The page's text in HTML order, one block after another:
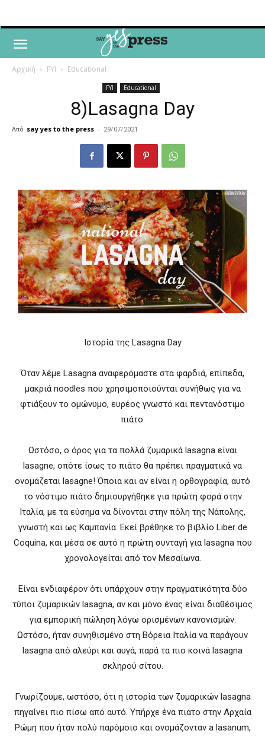
Αρχική FYI Educational
FYI Educational
8)Lasagna Day
Από say yes to the press - 29/07/2021
Ιστορία της Lasagna Day
Όταν λέμε Lasagna αναφερόμαστε στα φαρδιά, επίπεδα,
μακριά noodles που χρησιμοποιούνται συνήθως για να
φτιάξουν το ομώνυμο, ευρέος γνωστό και πεντανόστιμο
πιάτο.
Ωστόσο, ο όρος για τα πολλά ζυμαρικά lasagna είναι
lasagne, οπότε ίσως το πιάτο θα πρέπει πραγματικά να
ονομάζεται lasagne! Όποια και αν είναι η ορθογραφία, αυτό
το νόστιμο πιάτο δημιουργήθηκε για πρώτη φορά στην
Ιταλία, με τα εύσημα να δίνονται στην πόλη της Νάπολης,
γνωστή και ως Καμπανία. Εκεί βρέθηκε το βιβλίο Liber de
Coquina, και μέσα σε αυτό η πρώτη συνταγή για lasagna που
χρονολογείται από τον Μεσαίωνα.
Είναι ενδιαφέρον ότι υπάρχουν στην πραγματικότητα δύο
τύποι ζυμαρικών lasagna, αν και μόνο ένας είναι διαθέσιμος
για εμπορική πώληση λόγω ορισμένων κανονισμών.
Ωστόσο, ήταν συνηθισμένο στη Βόρεια Ιταλία να παράγουν
lasagna από αλεύρι και αυγά, παρά τα πιο κοινά lasagna
σκληρού σίτου.
Γνωρίζουμε, ωστόσο, ότι η ιστορία των ζυμαρικών lasagna
πηγαίνει πιο πίσω από αυτό. Υπήρχε ένα πιάτο στην Αρχαία
Ρώμη που ήταν πολύ παρόμοιο και ονομάζονταν a lasanum,